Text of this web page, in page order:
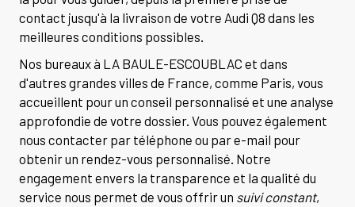
contact jusqu'à la livraison de votre Audi Q8 dans les
meilleures conditions possibles.
Nos bureaux à LA BAULE-ESCOUBLAC et dans
d'autres grandes villes de France, comme Paris, vous
accueillent pour un conseil personnalisé et une analyse
approfondie de votre dossier. Vous pouvez également
nous contacter par téléphone ou par e-mail pour
obtenir un rendez-vous personnalisé. Notre
engagement envers la transparence et la qualité du
service nous permet de vous offrir un suivi constant,